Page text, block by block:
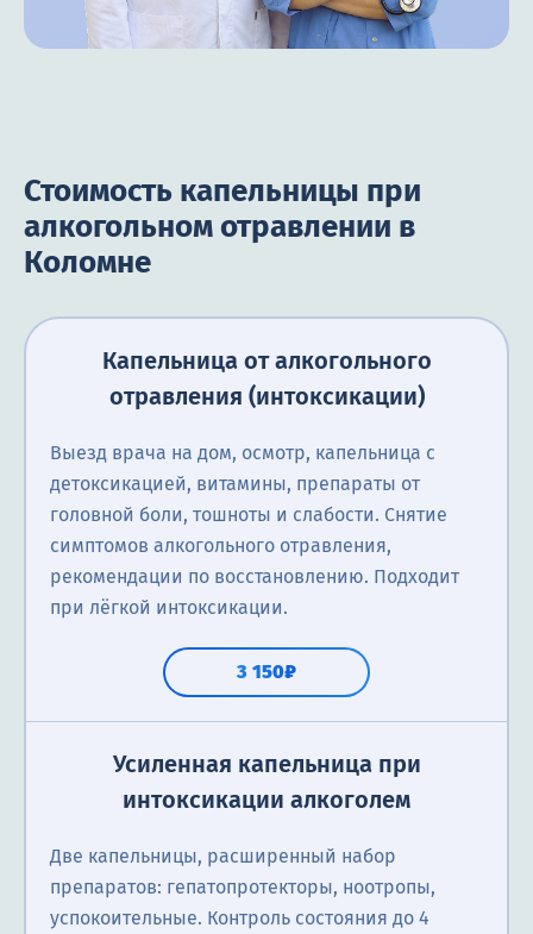
Стоимость капельницы при
алкогольном отравлении в
Коломне
Капельница от алкогольного
отравления (интоксикации)
Выезд врача на дом, осмотр, капельница с
детоксикацией, витамины, препараты от
головной боли, тошноты и слабости. Снятие
симптомов алкогольного отравления,
рекомендации по восстановлению. Подходит
при лёгкой интоксикации.
3 150₽
Усиленная капельница при
интоксикации алкоголем
Две капельницы, расширенный набор
препаратов: гепатопротекторы, ноотропы,
успокоительные. Контроль состояния до 4